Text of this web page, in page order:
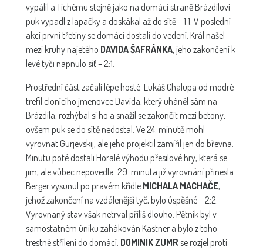
vypálil a Tichému stejně jako na domácí straně Brázdilovi
puk vypadl z lapačky a doskákal až do sítě – 1:1. V poslední
akci první třetiny se domácí dostali do vedení. Král našel
mezi kruhy najetého DAVIDA ŠAFRÁNKA, jeho zakončení k
levé tyči napnulo síť – 2:1.
Prostřední část začali lépe hosté. Lukáš Chalupa od modré
trefil clonícího jmenovce Davida, který uháněl sám na
Brázdila, rozhýbal si ho a snažil se zakončit mezi betony,
ovšem puk se do sítě nedostal. Ve 24. minutě mohl
vyrovnat Gurjevskij, ale jeho projektil zamířil jen do břevna.
Minutu poté dostali Horalé výhodu přesilové hry, která se
jim, ale vůbec nepovedla. 29. minuta již vyrovnání přinesla.
Berger vysunul po pravém křídle MICHALA MACHAČE,
jehož zakončení na vzdálenější tyč, bylo úspěšné – 2:2.
Vyrovnaný stav však netrval příliš dlouho. Pětník byl v
samostatném úniku zahákován Kastner a bylo z toho
trestné střílení do domácí. DOMINIK ZUMR se rozjel proti